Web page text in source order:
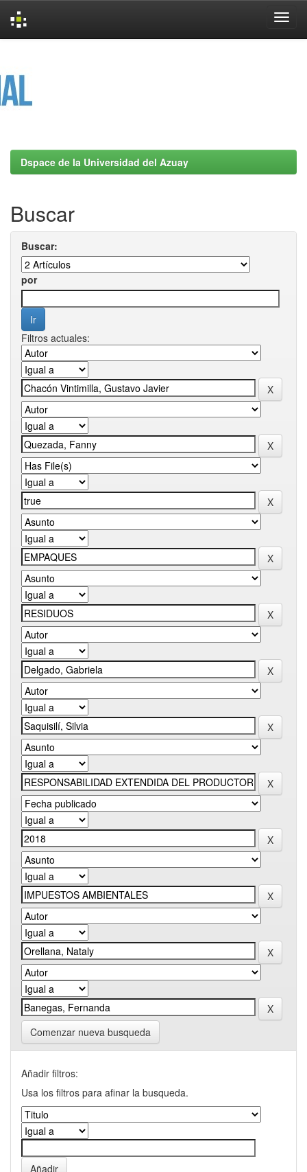
Dspace de la Universidad del Azuay
Buscar
Buscar:
por
Filtros actuales:
Comenzar nueva busqueda
Añadir filtros:
Usa los filtros para afinar la busqueda.